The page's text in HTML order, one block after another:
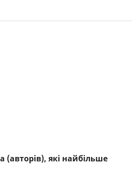
(авторів), які найбільше